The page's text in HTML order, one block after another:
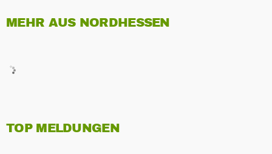
MEHR AUS NORDHESSEN
TOP MELDUNGEN